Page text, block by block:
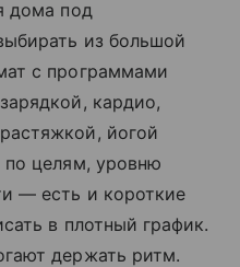
дома под
из большой
с программами
кардио,
йогой
по целям, уровню
— есть и короткие
в плотный график.
держать ритм.